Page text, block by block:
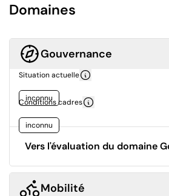
Domaines
Gouvernance
Situation actuelle
inconnu
Conditions cadres
inconnu
Vers l'évaluation du domaine
Mobilité